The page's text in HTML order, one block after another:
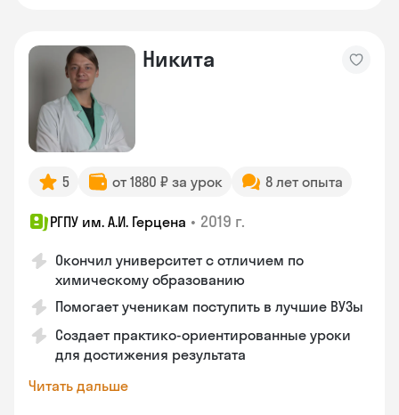
Никита
5 от 1880 ₽ за урок 8 лет опыта
РГПУ им. А.И. Герцена • 2019 г.
Окончил университет с отличием по
химическому образованию
Помогает ученикам поступить в лучшие ВУЗы
Создает практико-ориентированные уроки
для достижения результата
Читать дальше